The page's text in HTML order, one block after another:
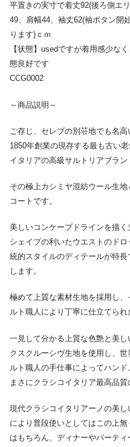
平置きの実寸で着丈92(後ろ側エ
49、肩幅44、袖丈62(袖ボタン開
ります)ｃｍ
【状態】usedですが着用感少な
態良好です
CCG0002
～商品説明～
ご存じ、セレブの別荘地でも名
1850年創業の現存する最も古い
イタリアの高級サルトリアブラン
その極上カシミヤ混紡ウール生
コートです。
美しいコンケープドラインを描く
シェイプの利いたウエストのド
統的スタイルのディテールが特
します。
極めて上質な素材生地を採用し
ルト職人により丁寧に仕立てられ
一見して分かる上質な色艶と美
クスクルーシヴ生地を使用し、
ルト職人の手仕事によってハン
まさにクラシコイタリア最高品質
現代クラシコイタリアーノの美
により普段使いとしてはこの上
はもちろん、ディナーやパーテ